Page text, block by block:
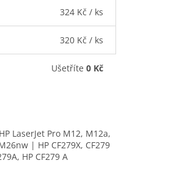
324 Kč / ks
320 Kč / ks
Ušetříte 0 Kč
LaserJet Pro M12, M12a,
| HP CF279X, CF279
HP CF279 A